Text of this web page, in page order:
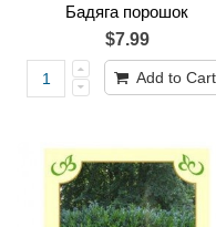
Бадяга порошок
$7.99
Add to Cart